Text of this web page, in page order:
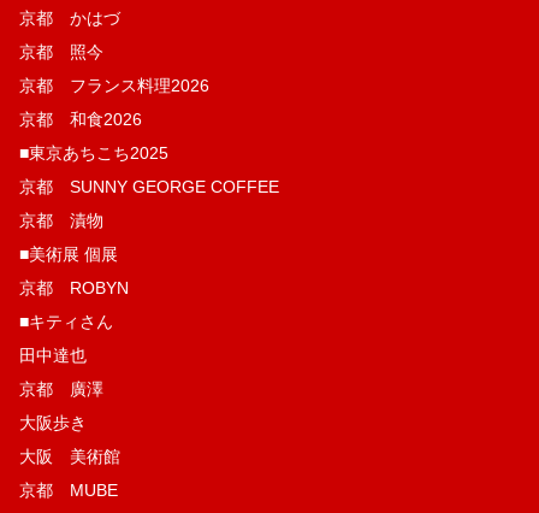
京都 かはづ
京都 照今
京都 フランス料理2026
京都 和食2026
■東京あちこち2025
京都 SUNNY GEORGE COFFEE
京都 漬物
■美術展 個展
京都 ROBYN
■キティさん
田中達也
京都 廣澤
大阪歩き
大阪 美術館
京都 MUBE